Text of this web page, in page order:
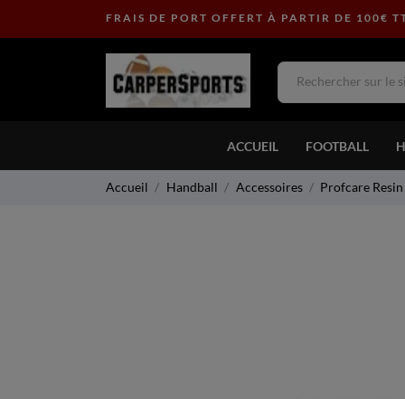
FRAIS DE PORT OFFERT À PARTIR DE 100€
ACCUEIL FOOTBALL
Accueil Handball Accessoires Profcare